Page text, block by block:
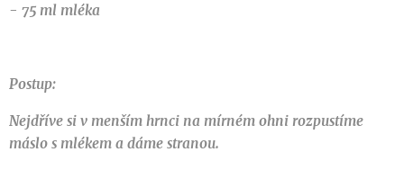
- 75 ml mléka
Postup:
Nejdříve si v menším hrnci na mírném ohni rozpustíme
máslo s mlékem a dáme stranou.